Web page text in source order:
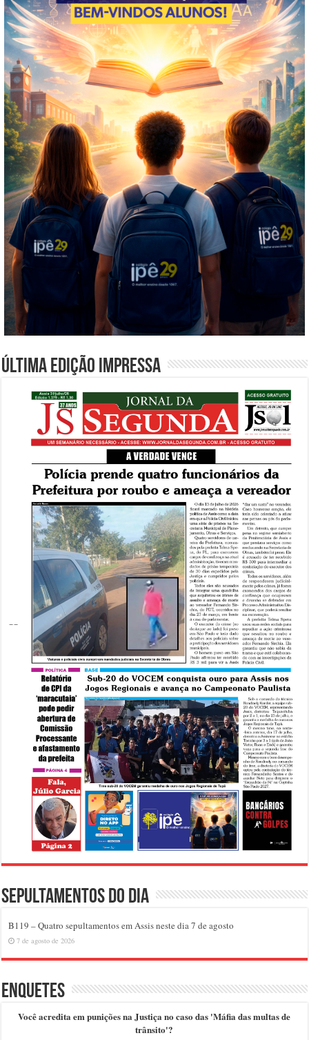
Última edição impressa
Sepultamentos do dia
B119 – Quatro sepultamentos em Assis neste dia 7 de agosto
7 de agosto de 2026
Enquetes
Você acredita em punições na Justiça no caso das 'Máfia das multas de
trânsito'?